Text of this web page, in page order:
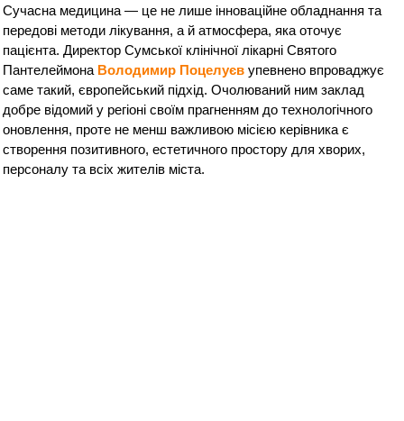
Сучасна медицина — це не лише інноваційне обладнання та
передові методи лікування, а й атмосфера, яка оточує
пацієнта. Директор Сумської клінічної лікарні Святого
Пантелеймона Володимир Поцелуєв упевнено впроваджує
саме такий, європейський підхід. Очолюваний ним заклад
добре відомий у регіоні своїм прагненням до технологічного
оновлення, проте не менш важливою місією керівника є
створення позитивного, естетичного простору для хворих,
персоналу та всіх жителів міста.